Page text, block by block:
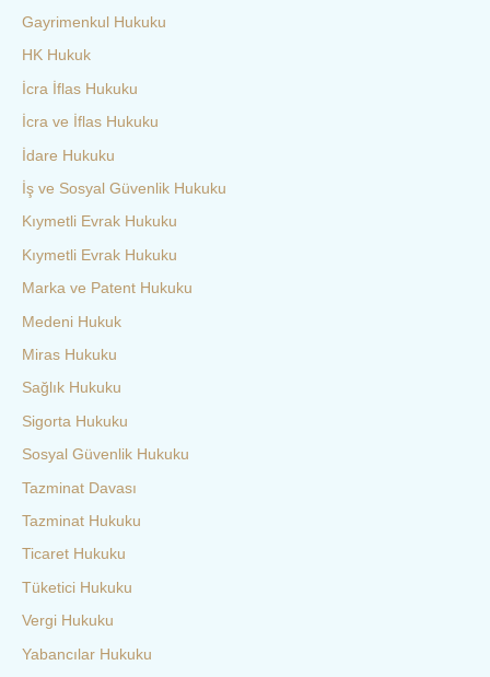
Gayrimenkul Hukuku
HK Hukuk
İcra İflas Hukuku
İcra ve İflas Hukuku
İdare Hukuku
İş ve Sosyal Güvenlik Hukuku
Kıymetli Evrak Hukuku
Kıymetli Evrak Hukuku
Marka ve Patent Hukuku
Medeni Hukuk
Miras Hukuku
Sağlık Hukuku
Sigorta Hukuku
Sosyal Güvenlik Hukuku
Tazminat Davası
Tazminat Hukuku
Ticaret Hukuku
Tüketici Hukuku
Vergi Hukuku
Yabancılar Hukuku